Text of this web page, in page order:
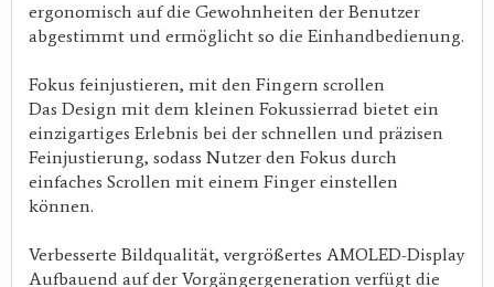
ergonomisch auf die Gewohnheiten der Benutzer
abgestimmt und ermöglicht so die Einhandbedienung.
Fokus feinjustieren, mit den Fingern scrollen
Das Design mit dem kleinen Fokussierrad bietet ein
einzigartiges Erlebnis bei der schnellen und präzisen
Feinjustierung, sodass Nutzer den Fokus durch
einfaches Scrollen mit einem Finger einstellen
können.
Verbesserte Bildqualität, vergrößertes AMOLED-Display
Aufbauend auf der Vorgängergeneration verfügt die